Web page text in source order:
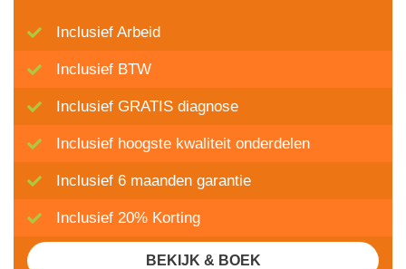
Inclusief Arbeid
Inclusief BTW
Inclusief GRATIS diagnose
Inclusief hoogste kwaliteit onderdelen
Inclusief 6 maanden garantie
Inclusief 20% Korting
BEKIJK & BOEK